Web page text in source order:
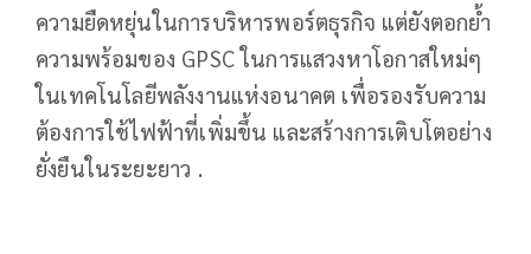
ความยืดหยุ่นในการบริหารพอร์ตธุรกิจ แต่ยังตอกย้ำ
ความพร้อมของ GPSC ในการแสวงหาโอกาสใหม่ๆ
ในเทคโนโลยีพลังงานแห่งอนาคต เพื่อรองรับความ
ต้องการใช้ไฟฟ้าที่เพิ่มขึ้น และสร้างการเติบโตอย่าง
ยั่งยืนในระยะยาว .